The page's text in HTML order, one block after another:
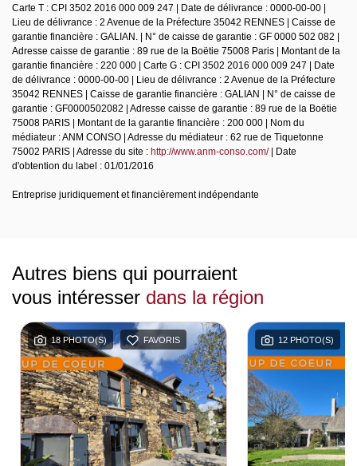
Carte T : CPI 3502 2016 000 009 247 | Date de délivrance : 0000-00-00 |
Lieu de délivrance : 2 Avenue de la Préfecture 35042 RENNES | Caisse de
garantie financière : GALIAN. | N° de caisse de garantie : GF 0000 502 082 |
Adresse caisse de garantie : 89 rue de la Boëtie 75008 Paris | Montant de la
garantie financière : 220 000 | Carte G : CPI 3502 2016 000 009 247 | Date
de délivrance : 0000-00-00 | Lieu de délivrance : 2 Avenue de la Préfecture
35042 RENNES | Caisse de garantie financière : GALIAN | N° de caisse de
garantie : GF0000502082 | Adresse caisse de garantie : 89 rue de la Boëtie
75008 PARIS | Montant de la garantie financière : 200 000 | Nom du
médiateur : ANM CONSO | Adresse du médiateur : 62 rue de Tiquetonne
75002 PARIS | Adresse du site : http://www.anm-conso.com/| Date
d'obtention du label : 01/01/2016
Entreprise juridiquement et financièrement indépendante
Autres biens qui pourraient
vous intéresser dans la région
18 PHOTO(S) FAVORIS 12 PHOTO(S)